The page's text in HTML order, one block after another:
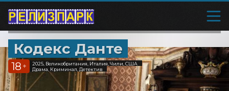
Кодекс Данте
18 +
2025, Великобритания, Италия, Чили, США
Драма, Криминал, Детектив